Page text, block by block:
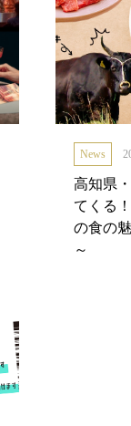
News
高知県
てくる
の食の
～